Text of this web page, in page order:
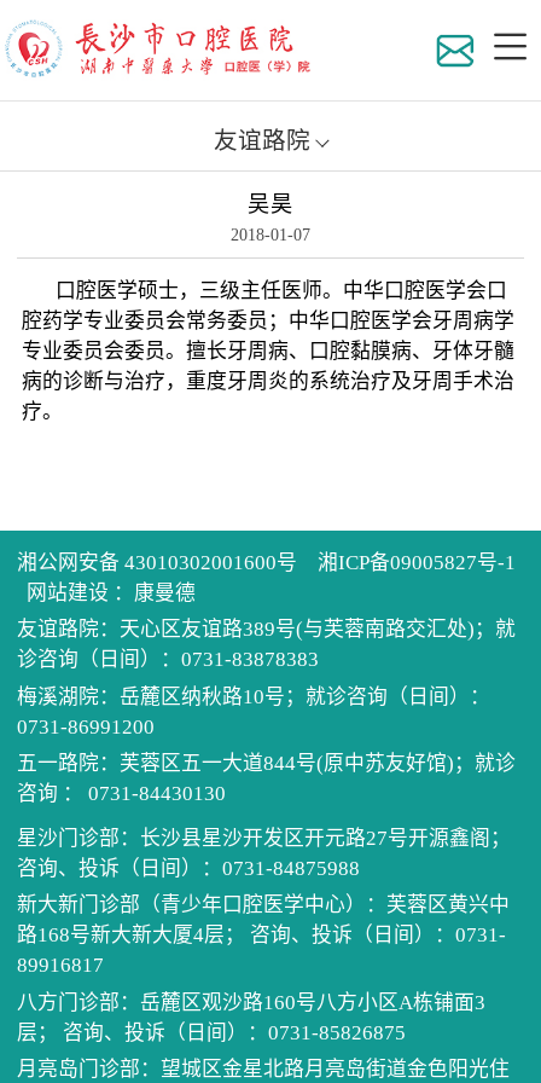
组织
地理
历任
先进
电话
预约
坐诊
科室
健康
医患
住培
学术
继续
口腔
单病
门诊
公示
医保
我为
清廉
友谊路院
吴昊
2018-01-07
口腔医学硕士，三级主任医师。中华口腔医学会口
腔药学专业委员会常务委员；中华口腔医学会牙周病学
专业委员会委员。擅长牙周病、口腔黏膜病、牙体牙髓
病的诊断与治疗，重度牙周炎的系统治疗及牙周手术治
疗。
湘公网安备 43010302001600号
湘ICP备09005827号-1
网站建设 ： 康曼德
友谊路院：天心区友谊路389号(与芙蓉南路交汇处)；就
诊咨询（日间）：0731-83878383
梅溪湖院：岳麓区纳秋路10号；就诊咨询（日间）：
0731-86991200
五一路院：芙蓉区五一大道844号(原中苏友好馆)；就诊
咨询 ： 0731-84430130
星沙门诊部：长沙县星沙开发区开元路27号开源鑫阁；
咨询、投诉（日间）：0731-84875988
新大新门诊部（青少年口腔医学中心）：芙蓉区黄兴中
路168号新大新大厦4层； 咨询、投诉（日间）：0731-
89916817
八方门诊部：岳麓区观沙路160号八方小区A栋铺面3
层； 咨询、投诉（日间）：0731-85826875
月亮岛门诊部：望城区金星北路月亮岛街道金色阳光住